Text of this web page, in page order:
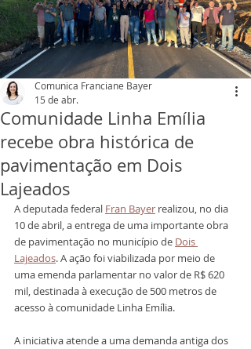
Pelo Próximo
Comunidade Linha Emília
recebe obra histórica de
pavimentação em Dois
Lajeados
Comunica Franciane Bayer
15 de abr.
A deputada federal Fran Bayer realizou, no dia
10 de abril, a entrega de uma importante obra
de pavimentação no município de Dois
Lajeados. A ação foi viabilizada por meio de
uma emenda parlamentar no valor de R$ 620
mil, destinada à execução de 500 metros de
acesso à comunidade Linha Emília.
A iniciativa atende a uma demanda antiga dos